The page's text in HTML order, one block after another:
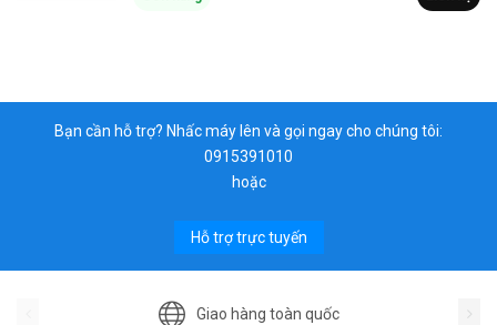
Bạn cần hỗ trợ? Nhấc máy lên và gọi ngay cho chúng tôi:
0915391010
hoặc
Hỗ trợ trực tuyến
Giao hàng toàn quốc